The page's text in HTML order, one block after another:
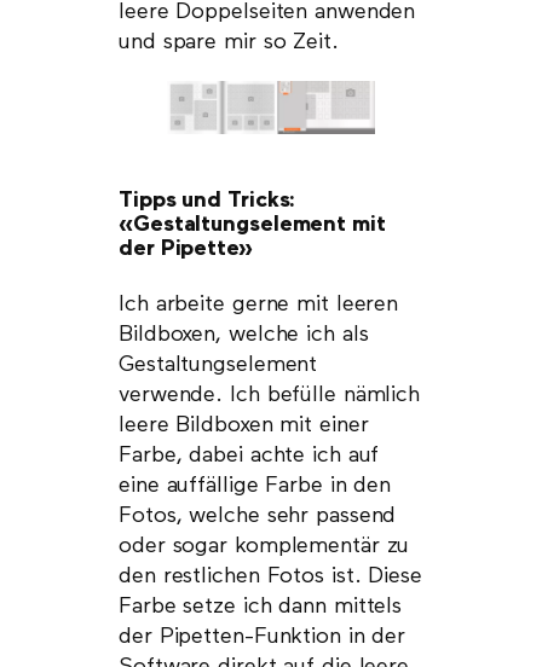
leere Doppelseiten anwenden
und spare mir so Zeit.
Tipps und Tricks:
«Gestaltungselement mit
der Pipette»
Ich arbeite gerne mit leeren
Bildboxen, welche ich als
Gestaltungselement
verwende. Ich befülle nämlich
leere Bildboxen mit einer
Farbe, dabei achte ich auf
eine auffällige Farbe in den
Fotos, welche sehr passend
oder sogar komplementär zu
den restlichen Fotos ist. Diese
Farbe setze ich dann mittels
der Pipetten-Funktion in der